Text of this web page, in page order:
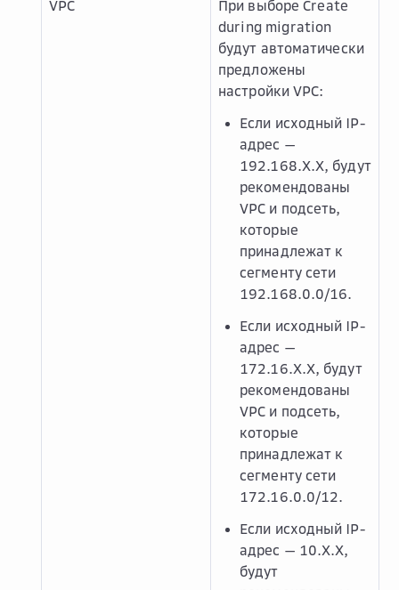
VPC При выбореCreate
during migration
будут автоматически
предложены
настройки VPC:
Если исходный IP-
адрес —
192.168.X.X, будут
рекомендованы
VPC и подсеть,
которые
принадлежат к
сегменту сети
192.168.0.0/16.
Если исходный IP-
адрес —
172.16.X.X, будут
рекомендованы
VPC и подсеть,
которые
принадлежат к
сегменту сети
172.16.0.0/12.
Если исходный IP-
адрес — 10.X.X,
будут